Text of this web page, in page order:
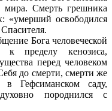
мира. Смерть грешника
«умерший освободился
Бога человеческой
к пределу кенозиса,
перед человеком
до смерти, смерти же
в Гефсиманском саду,
породнился с